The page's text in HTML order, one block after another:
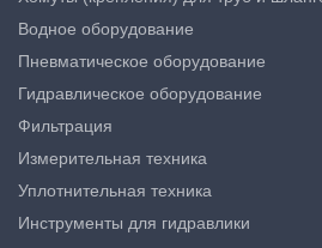
Водное оборудование
Пневматическое оборудование
Гидравлическое оборудование
Фильтрация
Измерительная техника
Уплотнительная техника
Инструменты для гидравлики